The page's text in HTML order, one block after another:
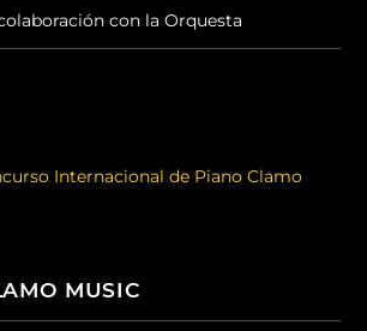
con la Orquesta
Internacional de Piano Clamo
MUSIC